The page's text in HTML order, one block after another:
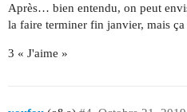
Après… bien entendu, on peut
la faire terminer fin janvier, mais
3 « J'aime »